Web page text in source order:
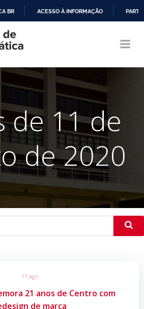
CONTEÚDO
BR ACESSO À INFORMAÇÃO
de 11 de
de 2020
11 ago
21 anos de Centro com
de marca